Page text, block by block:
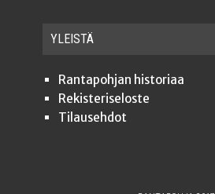
YLEISTÄ
Ran­ta­poh­jan historiaa
Rekis­te­ri­se­los­te
Tilauseh­dot